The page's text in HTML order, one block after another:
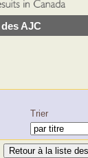
AJC
Trier